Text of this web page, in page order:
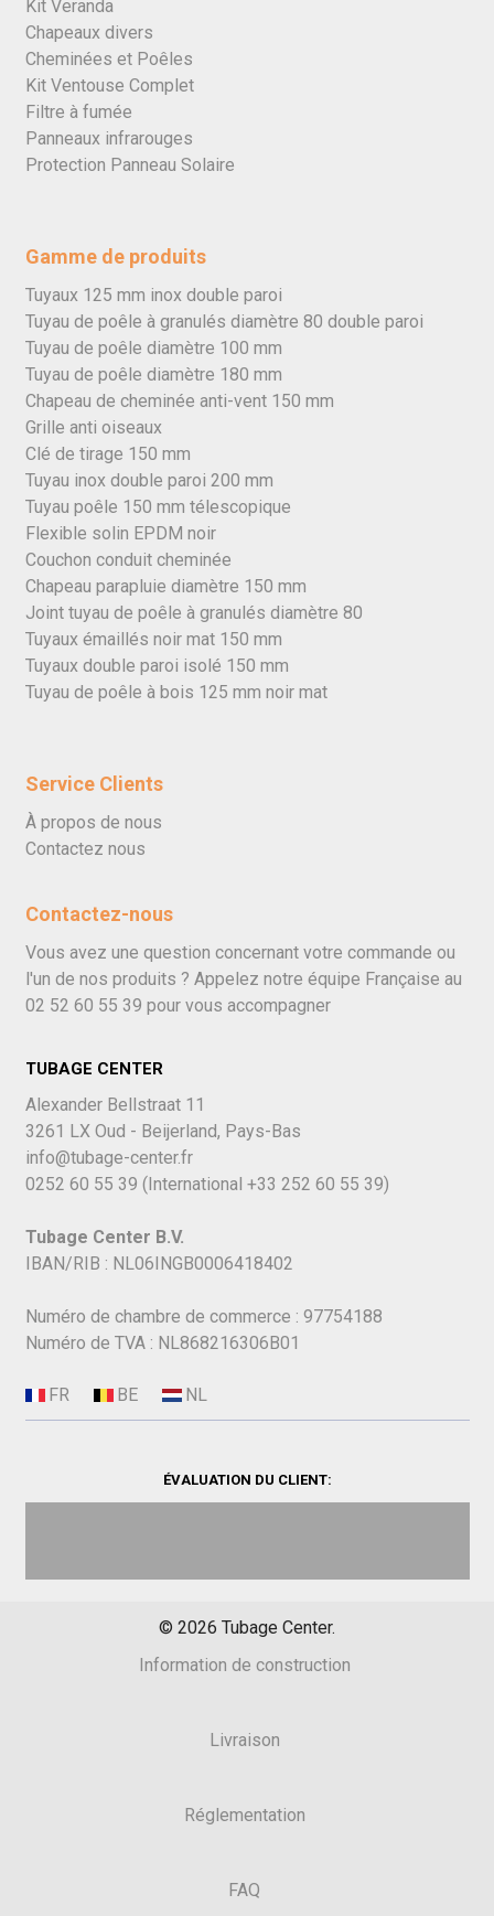
Kit Veranda
Chapeaux divers
Cheminées et Poêles
Kit Ventouse Complet
Filtre à fumée
Panneaux infrarouges
Protection Panneau Solaire
Gamme de produits
Tuyaux 125 mm inox double paroi
Tuyau de poêle à granulés diamètre 80 double paroi
Tuyau de poêle diamètre 100 mm
Tuyau de poêle diamètre 180 mm
Chapeau de cheminée anti-vent 150 mm
Grille anti oiseaux
Clé de tirage 150 mm
Tuyau inox double paroi 200 mm
Tuyau poêle 150 mm télescopique
Flexible solin EPDM noir
Couchon conduit cheminée
Chapeau parapluie diamètre 150 mm
Joint tuyau de poêle à granulés diamètre 80
Tuyaux émaillés noir mat 150 mm
Tuyaux double paroi isolé 150 mm
Tuyau de poêle à bois 125 mm noir mat
Service Clients
À propos de nous
Contactez nous
Contactez-nous
Vous avez une question concernant votre commande ou
l'un de nos produits ? Appelez notre équipe Française au
02 52 60 55 39 pour vous accompagner
TUBAGE CENTER
Alexander Bellstraat 11
3261 LX Oud - Beijerland, Pays-Bas
info@tubage-center.fr
0252 60 55 39 (International +33 252 60 55 39)
Tubage Center B.V.
IBAN/RIB : NL06INGB0006418402
Numéro de chambre de commerce : 97754188
Numéro de TVA : NL868216306B01
ÉVALUATION DU CLIENT:
© 2026 Tubage Center.
Information de construction
Livraison
Réglementation
FAQ